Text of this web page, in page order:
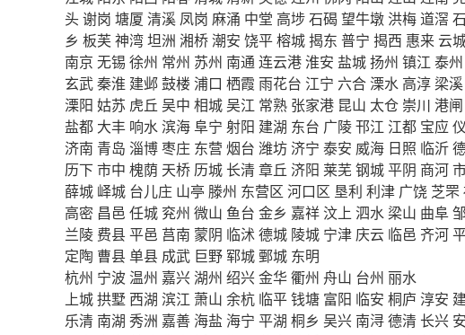
头谢岗 塘厦 清溪 凤岗 麻涌 中堂 高埗石碣 望牛墩 洪梅道滘
乡 板芙 神湾坦洲 湘桥潮安 饶平榕城揭东 普宁 揭西 惠来 云
南京 无锡 徐州 常州 苏州 南通连云港淮安 盐城扬州 镇江 泰州
玄武秦淮 建邺鼓楼 浦口 栖霞 雨花台 江宁 六合 溧水 高淳 梁溪
溧阳 姑苏 虎丘 吴中 相城吴江 常熟 张家港 昆山 太仓 崇川 港闸
盐都 大丰 响水滨海阜宁 射阳 建湖 东台 广陵邗江 江都 宝应
济南 青岛 淄博枣庄 东营 烟台 潍坊济宁 泰安 威海 日照 临沂
历下市中 槐荫 天桥 历城 长清章丘 济阳 莱芜钢城平阴 商河
薛城 峄城 台儿庄 山亭 滕州 东营区 河口区 垦利 利津 广饶 芝罘
高密 昌邑 任城 兖州 微山 鱼台 金乡 嘉祥 汶上 泗水 梁山 曲阜
兰陵 费县平邑 莒南 蒙阴 临沭德城 陵城 宁津 庆云 临邑 齐河
定陶 曹县单县 成武 巨野 郓城 鄄城 东明
杭州 宁波 温州 嘉兴湖州 绍兴金华衢州 舟山 台州 丽水
上城拱墅 西湖 滨江 萧山 余杭 临平钱塘 富阳 临安 桐庐 淳安
乐清 南湖 秀洲 嘉善 海盐 海宁 平湖 桐乡 吴兴 南浔德清 长兴